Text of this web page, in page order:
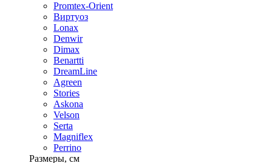
Promtex-Orient
Виртуоз
Lonax
Denwir
Dimax
Benartti
DreamLine
Agreen
Stories
Askona
Velson
Serta
Magniflex
Perrino
Размеры, см